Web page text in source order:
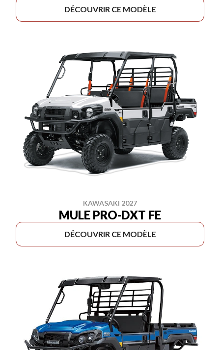
DÉCOUVRIR CE MODÈLE
KAWASAKI 2027
MULE PRO-DXT FE
DÉCOUVRIR CE MODÈLE